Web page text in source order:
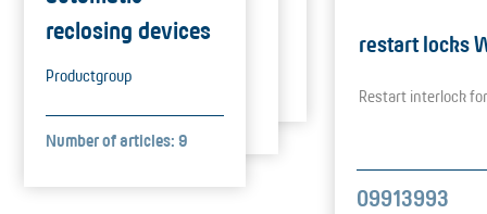
reclosing devices
Productgroup
Number of articles: 9
restart locks
Restart interlock
09913993